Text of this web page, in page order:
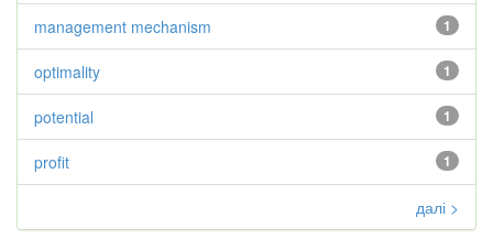
1
management mechanism
1
optimality
1
potential
1
profit
далі >